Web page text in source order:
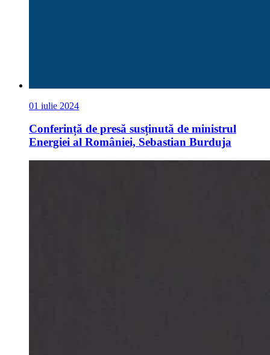
01 iulie 2024
Conferință de presă susținută de ministrul
Energiei al României, Sebastian Burduja